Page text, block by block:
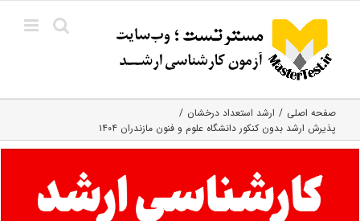
content
صفحه اصلی
ارشد استعداد درخشان
پذیرش ارشد بدون کنکور دانشگاه علوم و فنون مازندران ۱۴۰۴